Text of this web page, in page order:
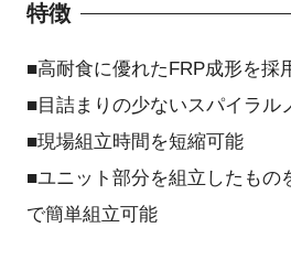
特徴
■高耐食に優れたFRP成形を採
■目詰まりの少ないスパイラル
■現場組立時間を短縮可能
■ユニット部分を組立したもの
で簡単組立可能